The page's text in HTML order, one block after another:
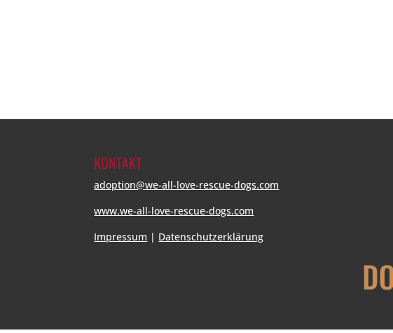
KONTAKT
adoption@we-all-love-rescue-dogs.com
www.we-all-love-rescue-dogs.com
Impressum | Datenschutzerklärung